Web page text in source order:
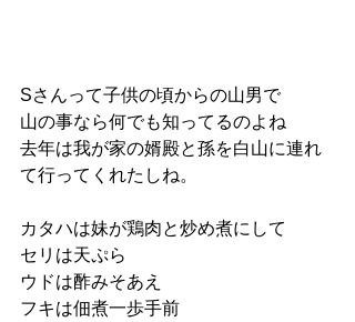
Sさんって子供の頃からの山男で
山の事なら何でも知ってるのよね
去年は我が家の婿殿と孫を白山に連れ
て行ってくれたしね。
カタハは妹が鶏肉と炒め煮にして
セリは天ぷら
ウドは酢みそあえ
フキは佃煮一歩手前